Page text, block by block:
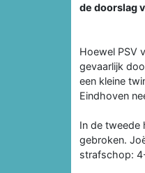
de doorslag
Hoewel PSV
gevaarlijk
een kleine
Eindhoven
In de tweede
gebroken.
strafschop: